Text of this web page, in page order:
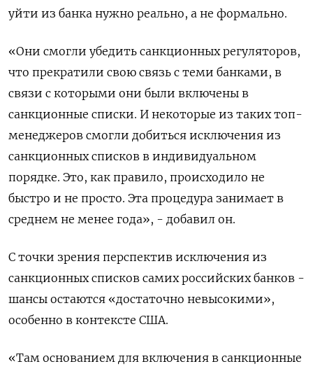
уйти из банка нужно реально, а не формально.
«Они смогли убедить санкционных регуляторов,
что прекратили свою связь с теми банками, в
связи с которыми они были включены в
санкционные списки. И некоторые из таких топ-
менеджеров смогли добиться исключения из
санкционных списков в индивидуальном
порядке. Это, как правило, происходило не
быстро и не просто. Эта процедура занимает в
среднем не менее года», - добавил он.
С точки зрения перспектив исключения из
санкционных списков самих российских банков -
шансы остаются «достаточно невысокими»,
особенно в контексте США.
«Там основанием для включения в санкционные